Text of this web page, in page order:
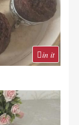
in it